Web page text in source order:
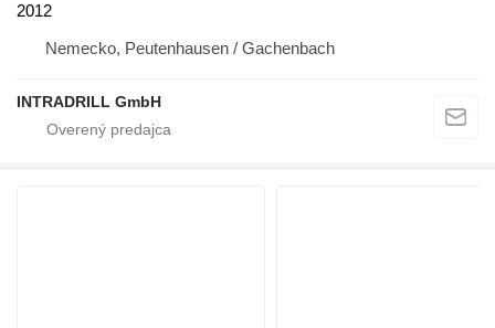
2012
Nemecko, Peutenhausen / Gachenbach
INTRADRILL GmbH